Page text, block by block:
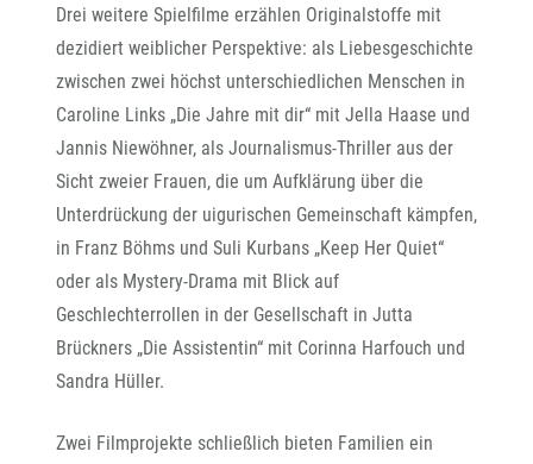
Drei weitere Spielfilme erzählen Originalstoffe mit
dezidiert weiblicher Perspektive: als Liebesgeschichte
zwischen zwei höchst unterschiedlichen Menschen in
Caroline Links „Die Jahre mit dir“ mit Jella Haase und
Jannis Niewöhner, als Journalismus-Thriller aus der
Sicht zweier Frauen, die um Aufklärung über die
Unterdrückung der uigurischen Gemeinschaft kämpfen,
in Franz Böhms und Suli Kurbans „Keep Her Quiet“
oder als Mystery-Drama mit Blick auf
Geschlechterrollen in der Gesellschaft in Jutta
Brückners „Die Assistentin“ mit Corinna Harfouch und
Sandra Hüller.
Zwei Filmprojekte schließlich bieten Familien ein